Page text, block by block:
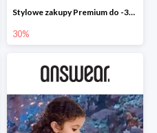
Stylowe zakupy Premium do -30%
30%